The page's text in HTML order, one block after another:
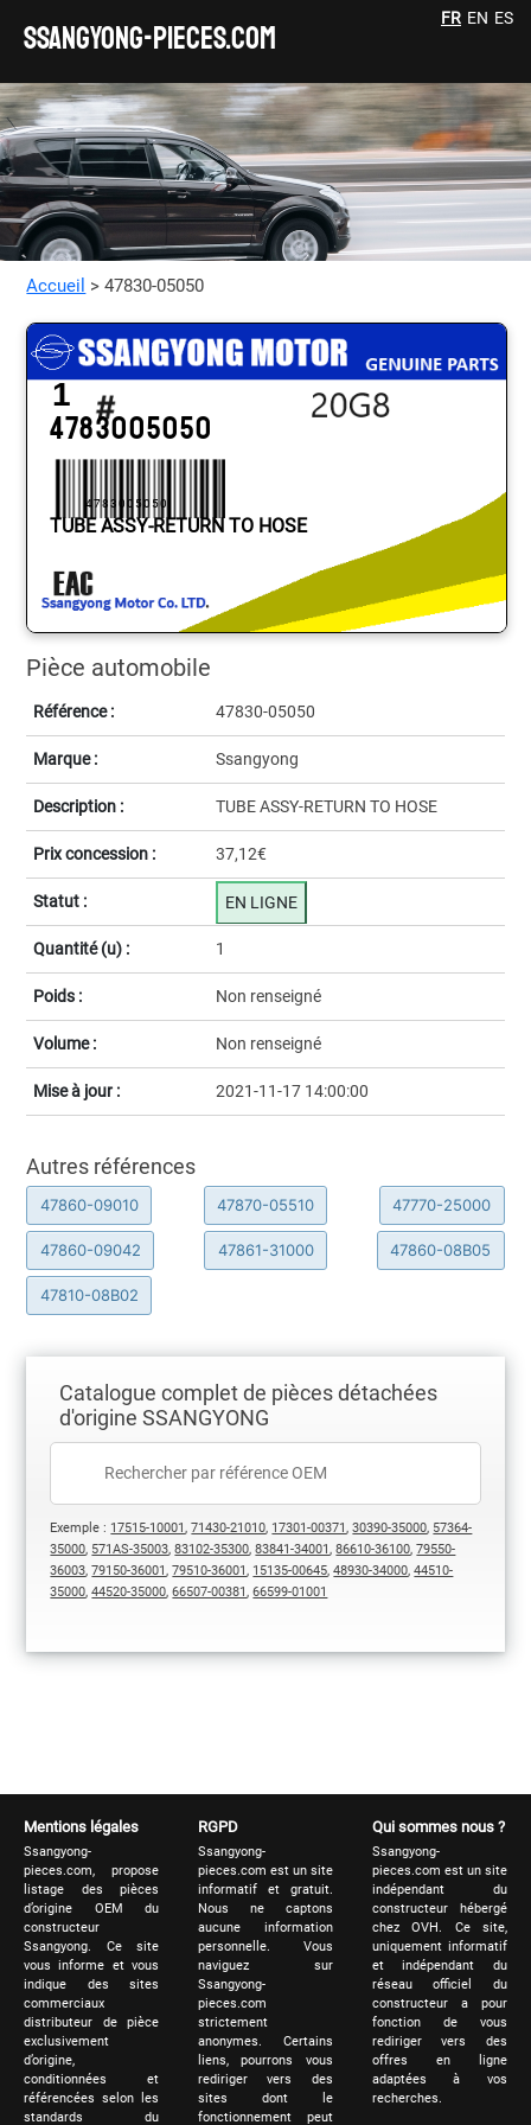
SSANGYONG-pieces.com
FR EN ES
Accueil > 47830-05050
Pièce automobile
Référence : 47830-05050
Marque : Ssangyong
Description : TUBE ASSY-RETURN TO HOSE
Prix concession : 37,12€
Statut : EN LIGNE
Quantité (u) : 1
Poids : Non renseigné
Volume : Non renseigné
Mise à jour : 2021-11-17 14:00:00
1
4783005050
4783005050
TUBE ASSY-RETURN TO HOSE
Autres références
47860-09010 47870-05510 47770-25000
47860-09042 47861-31000 47860-08B05
47810-08B02
Catalogue complet de pièces détachées
d'origine SSANGYONG
Exemple : 17515-10001,71430-21010, 17301-00371,30390-35000, 57364-
35000, 571AS-35003,83102-35300,83841-34001,86610-36100,79550-
36003,79150-36001,79510-36001, 15135-00645,48930-34000,44510-
35000,44520-35000,66507-00381,66599-01001
Mentions légales
Ssangyong-
pieces.com, propose
listage des pièces
d’origine OEM du
constructeur
Ssangyong. Ce site
vous informe et vous
indique des sites
commerciaux
distributeur de pièce
exclusivement
d’origine,
conditionnées et
référencées selon les
standards du
RGPD
Ssangyong-
pieces.com est un site
informatif et gratuit.
Nous ne captons
aucune information
personnelle. Vous
naviguez sur
Ssangyong-
pieces.com
strictement
anonymes. Certains
liens, pourrons vous
rediriger vers des
sites dont le
fonctionnement peut
Qui sommes nous ?
Ssangyong-
pieces.com est un site
indépendant du
constructeur hébergé
chez OVH. Ce site,
uniquement informatif
et indépendant du
réseau officiel du
constructeur a pour
fonction de vous
rediriger vers des
offres en ligne
adaptées à vos
recherches.